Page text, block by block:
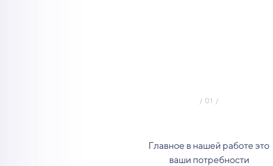
Главное в нашей работе это
ваши потребности